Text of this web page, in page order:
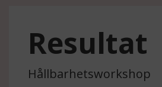
Resultat
Hållbarhetsworkshop